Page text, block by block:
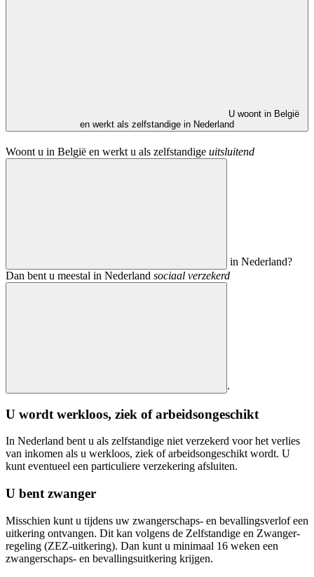
U woont in België
en werkt als zelfstandige in Nederland
Woont u in België en werkt u als zelfstandige uitsluitend
in Nederland?
Dan bent u meestal in Nederland sociaal verzekerd
.
U wordt werkloos, ziek of arbeidsongeschikt
In Nederland bent u als zelfstandige niet verzekerd voor het verlies
van inkomen als u werkloos, ziek of arbeidsongeschikt wordt. U
kunt eventueel een particuliere verzekering afsluiten.
U bent zwanger
Misschien kunt u tijdens uw zwangerschaps- en bevallingsverlof een
uitkering ontvangen. Dit kan volgens de Zelfstandige en Zwanger-
regeling (ZEZ-uitkering). Dan kunt u minimaal 16 weken een
zwangerschaps- en bevallingsuitkering krijgen.